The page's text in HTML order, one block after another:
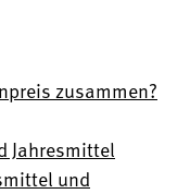
zusammen?
Jahresmittel
und